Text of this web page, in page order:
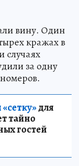
вину. Один
кражах в
случаях
за одну
для
тайно
гостей